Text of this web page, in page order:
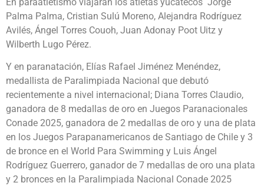
Palma Palma, Cristian Sulú Moreno, Alejandra Rodríguez
Avilés, Ángel Torres Couoh, Juan Adonay Poot Uitz y
Wilberth Lugo Pérez.
Y en paranatación, Elías Rafael Jiménez Menéndez,
medallista de Paralimpiada Nacional que debutó
recientemente a nivel internacional; Diana Torres Claudio,
ganadora de 8 medallas de oro en Juegos Paranacionales
Conade 2025, ganadora de 2 medallas de oro y una de plata
en los Juegos Parapanamericanos de Santiago de Chile y 3
de bronce en el World Para Swimming y Luis Ángel
Rodríguez Guerrero, ganador de 7 medallas de oro una plata
y 2 bronces en la Paralimpiada Nacional Conade 2025